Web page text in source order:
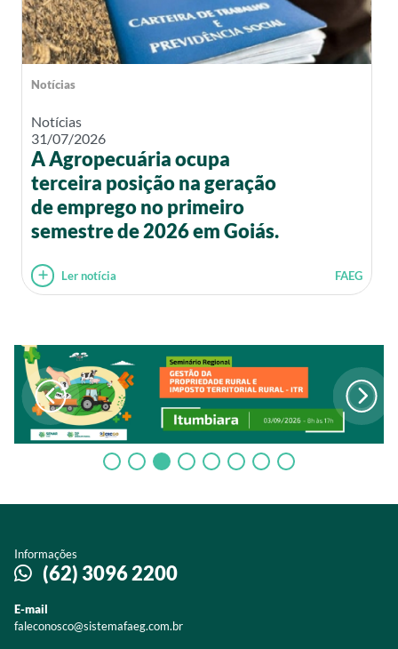
Notícias
Notícias
31/07/2026
A Agropecuária ocupa
terceira posição na geração
de emprego no primeiro
semestre de 2026 em Goiás.
Ler notícia FAEG
Informações
(62) 3096 2200
E-mail
faleconosco@sistemafaeg.com.br